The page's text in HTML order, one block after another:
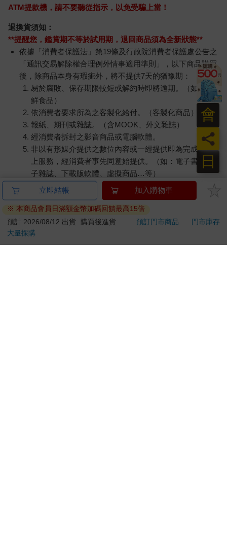
ATM提款機，請不要聽從指示，以免受騙上當！
退換貨須知：
**提醒您，鑑賞期不等於試用期，退回商品須為全新狀態**
依據「消費者保護法」第19條及行政院消費者保護處公告之
「通訊交易解除權合理例外情事適用準則」，以下商品購買
後，除商品本身有瑕疵外，將不提供7天的猶豫期：
易於腐敗、保存期限較短或解約時即將逾期。（如：生
鮮食品）
依消費者要求所為之客製化給付。（客製化商品）
報紙、期刊或雜誌。（含MOOK、外文雜誌）
經消費者拆封之影音商品或電腦軟體。
非以有形媒介提供之數位內容或一經提供即為完成之線
上服務，經消費者事先同意始提供。（如：電子書、電
子雜誌、下載版軟體、虛擬商品…等）
已拆封之個人衛生用品。（如：內衣褲、刮鬍刀、除毛
若非上列種類商品，均享有到貨7天的猶豫期（含例假
日）。
辦理退換貨時，商品（組合商品恕無法接受單獨退貨）必須
是您收到商品時的原始狀態（包含商品本體、配件、贈品、
立即結帳 加入購物車
※ 本商品會員日滿額金幣加碼回饋最高15倍
預計 2026/08/12 出貨
購買後進貨 預訂門市商品
門市庫存
大量採購
日
員
會